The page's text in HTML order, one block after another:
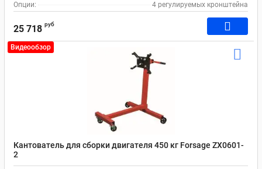
Опции:
4 регулируемых кронштейна
25 718 руб
Видеообзор
Кантователь для сборки двигателя 450 кг Forsage ZX0601-
2